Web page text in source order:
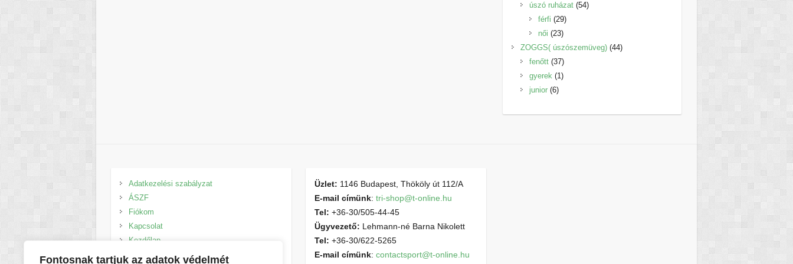
Fontosnak tartjuk az adatok védelmét
termék
úszó ruházat 5454
férfi 2929
női 2323
termék
ZOGGS( úszószemüveg) 4444
fenőtt 3737
termék
gyerek 11
junior 66
Adatkezelési szabályzat
ÁSZF
Fiókom
Kapcsolat
Kezdőlap
Üzlet: 1146 Budapest, Thököly út 112/A
E-mail címünk:tri-shop@t-online.hu
Tel: +36-30/505-44-45
Ügyvezető: Lehmann-né Barna Nikolett
Tel: +36-30/622-5265
E-mail címünk:contactsport@t-online.hu